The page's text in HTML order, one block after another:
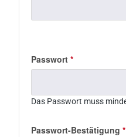
Passwort *
Das Passwort muss
Passwort-Bestätigung *